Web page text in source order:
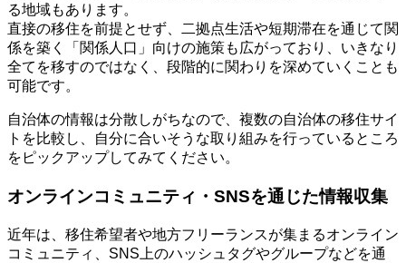
る地域もあります。
直接の移住を前提とせず、二拠点生活や短期滞在を通じて関
係を築く「関係人口」向けの施策も広がっており、いきなり
全てを移すのではなく、段階的に関わりを深めていくことも
可能です。
自治体の情報は分散しがちなので、複数の自治体の移住サイ
トを比較し、自分に合いそうな取り組みを行っているところ
をピックアップしてみてください。
オンラインコミュニティ・SNSを通じた情報収集
近年は、移住希望者や地方フリーランスが集まるオンライン
コミュニティ、SNS上のハッシュタグやグループなどを通